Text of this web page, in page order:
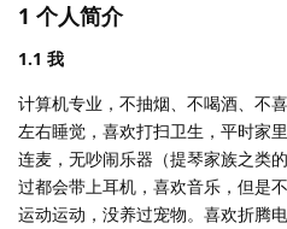
1 个人简介
1.1 我
计算机专业，不抽烟、不喝酒、不
左右睡觉，喜欢打扫卫生，平时家
连麦，无吵闹乐器（提琴家族之类
过都会带上耳机，喜欢音乐，但是
运动运动，没养过宠物。喜欢折腾